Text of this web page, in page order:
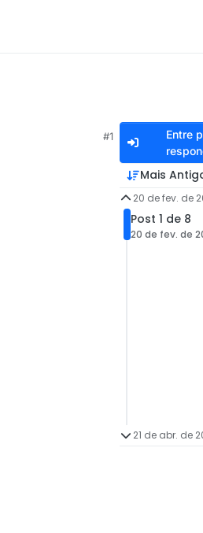
#1
Entre
Mais
20 de fev. de
Post 1 de 8
20 de fev. de
21 de abr. de